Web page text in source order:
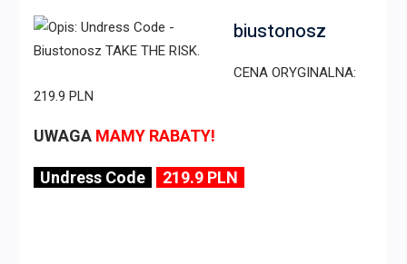
biustonosz
CENA ORYGINALNA:
219.9 PLN
UWAGA MAMY RABATY!
Undress Code 219.9 PLN